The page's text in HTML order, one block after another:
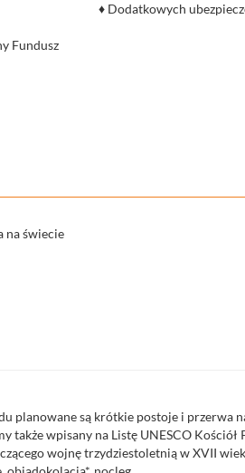
Fundusz
♦ Dodatkowych
na świecie
planowane są krótkie postoje i przerwa
także wpisany na Listę UNESCO
wojnę trzydziestoletnią w XVII